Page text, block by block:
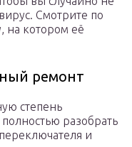
Смотрите по
на котором её
ремонт
степень
разобрать
и